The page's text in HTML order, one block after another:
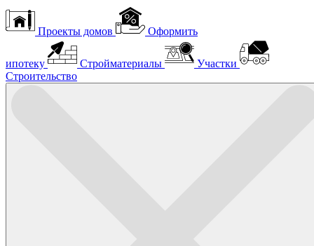
Проекты домов Оформить
ипотеку Стройматериалы
Участки
Строительство